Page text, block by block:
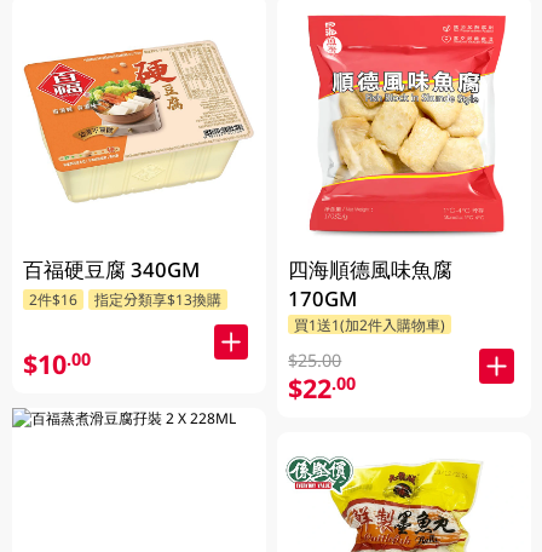
百福硬豆腐 340GM
2件$16 指定分類享$13換購
$10.00
四海順德風味魚腐
170GM
買1送1(加2件入購物車)
$25.00
$22.00